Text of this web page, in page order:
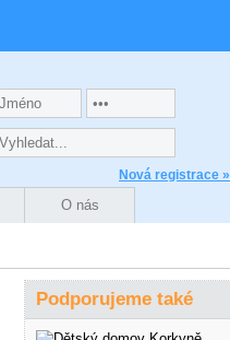
Nová registrace »
O nás
Podporujeme také